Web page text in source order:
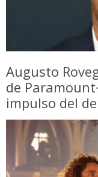
Augusto
de
impulso del